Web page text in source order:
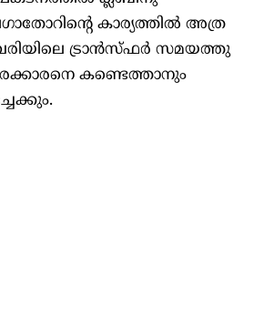
കാര്യത്തിൽ അത്ര
ട്രാൻസ്ഫർ സമയത്തു
കണ്ടെത്താനും